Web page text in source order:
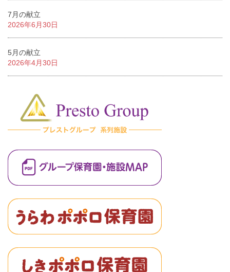
7月の献立
2026年6月30日
5月の献立
2026年4月30日